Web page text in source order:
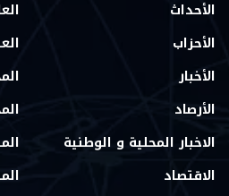
الأحداث
الأحزاب
الأخبار
الأرصاد
الاخبار المحلية و الوطنية
الاقتصاد